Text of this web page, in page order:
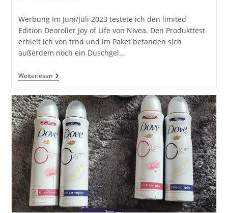
Werbung Im Juni/Juli 2023 testete ich den limited
Edition Deoroller Joy of Life von Nivea. Den Produkttest
erhielt ich von trnd und im Paket befanden sich
außerdem noch ein Duschgel…
WeiterlesenNivea
Joy
Life
–
Deo
Roll-
On
Im
Test